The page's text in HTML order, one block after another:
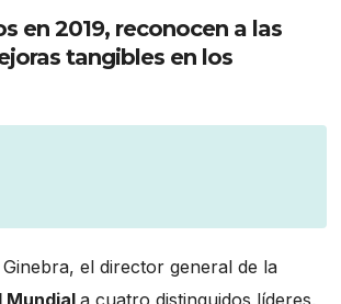
en 2019, reconocen a las
tangibles en los
el director general de la
Mundiala cuatro distinguidos líderes,